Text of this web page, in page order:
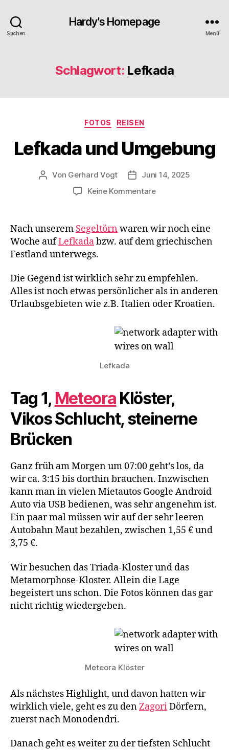
Suchen
Hardy's Homepage
Menü
Schlagwort: Lefkada
Kategorien
FOTOS REISEN
Lefkada und Umgebung
Beitragsautor
Von Gerhard Vogt Veröffentlichungsdatum
Juni 14, 2025
Keine Kommentarezu
Umgebung
Nach unserem Segeltörn waren wir noch eine
Woche aufLefkadabzw. auf dem griechischen
Festland unterwegs.
Die Gegend ist wirklich sehr zu empfehlen.
Alles ist noch etwas persönlicher als in anderen
Urlaubsgebieten wie z.B. Italien oder Kroatien.
Lefkada
Tag 1, Meteora Klöster,
Vikos Schlucht, steinerne
Brücken
Ganz früh am Morgen um 07:00 geht’s los, da
wir ca. 3:15 bis dorthin brauchen. Inzwischen
kann man in vielen Mietautos Google Android
Auto via USB bedienen, was sehr angenehm ist.
Ein paar mal müssen wir auf der sehr leeren
Autobahn Maut bezahlen, zwischen 1,55 € und
3,75 €.
Wir besuchen das Triada-Kloster und das
Metamorphose-Kloster. Allein die Lage
begeistert uns schon. Die Fotos können das gar
nicht richtig wiedergeben.
Meteora Klöster
Als nächstes Highlight, und davon hatten wir
wirklich viele, geht es zu denZagoriDörfern,
zuerst nach Monodendri.
Danach geht es weiter zu der tiefsten Schlucht